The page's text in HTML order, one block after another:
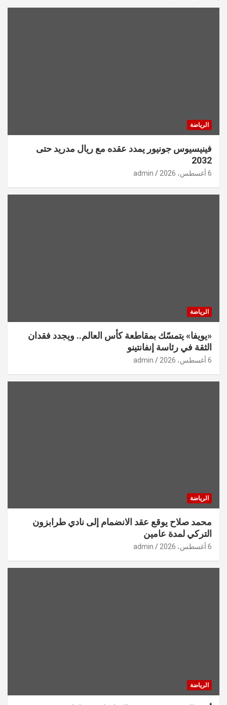
الرياضة
فينيسيوس جونيور يمدد عقده مع ريال مدريد حتى
2032
6 أغسطس، 2026 admin
الرياضة
«يويفا» يتمسّك بمقاطعة كأس العالم.. ويجدد فقدان
الثقة في رئاسة إنفانتينو
6 أغسطس، 2026 admin
الرياضة
محمد صلاح يوقع عقد الانضمام إلى نادي طرابزون
التركي لمدة عامين
6 أغسطس، 2026 admin
الرياضة